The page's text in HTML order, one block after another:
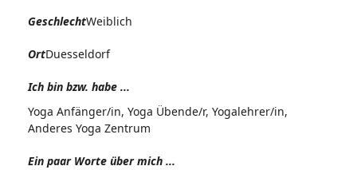
GeschlechtWeiblich
OrtDuesseldorf
Ich bin bzw. habe ...
Yoga Anfänger/in, Yoga Übende/r, Yogalehrer/in,
Anderes Yoga Zentrum
Ein paar Worte über mich ...